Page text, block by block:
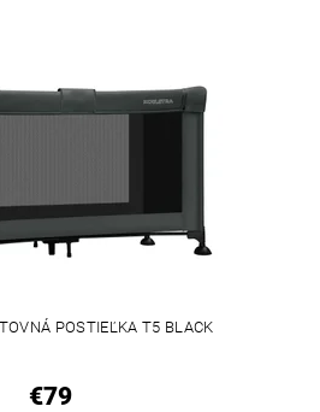
POSTIEĽKA T5 BLACK
€79